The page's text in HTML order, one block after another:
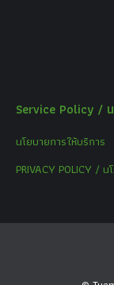
Service Policy /
นโยบายการให้บริการ
PRIVACY POLICY /